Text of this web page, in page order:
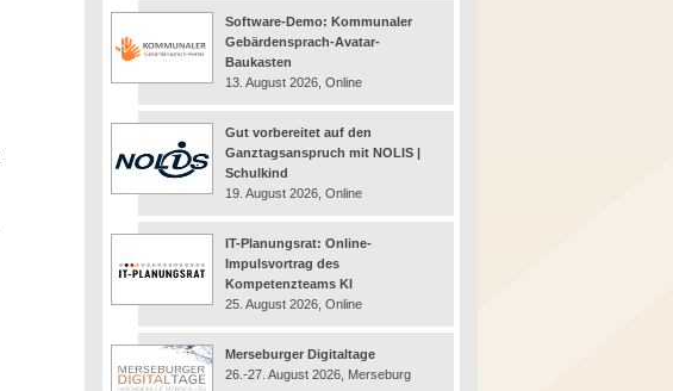
Software-Demo: Kommunaler
Gebärdensprach-Avatar-
Baukasten
13. August 2026, Online
Gut vorbereitet auf den
Ganztagsanspruch mit NOLIS |
Schulkind
19. August 2026, Online
IT-Planungsrat: Online-
Impulsvortrag des
Kompetenzteams KI
25. August 2026, Online
Merseburger Digitaltage
26.-27. August 2026, Merseburg